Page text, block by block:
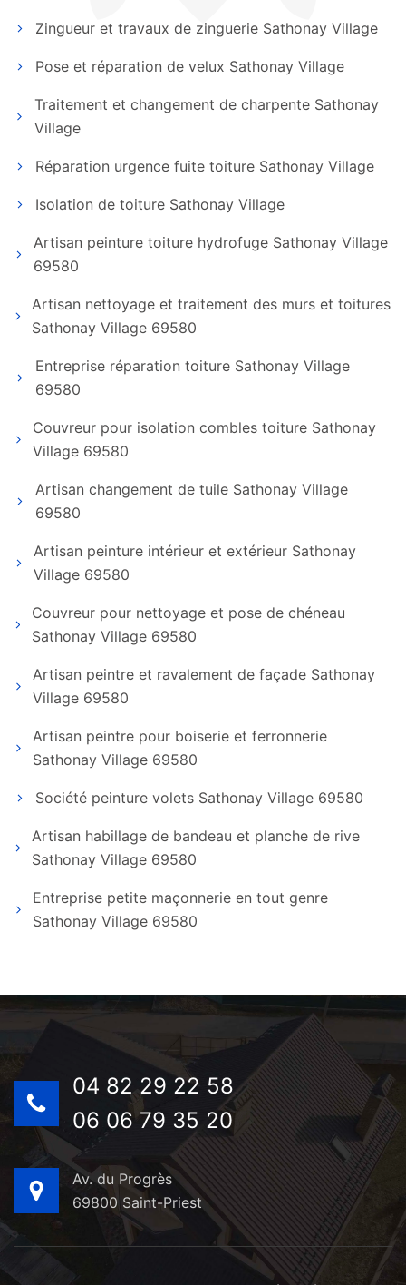
Zingueur et travaux de zinguerie Sathonay Village
Pose et réparation de velux Sathonay Village
Traitement et changement de charpente Sathonay
Village
Réparation urgence fuite toiture Sathonay Village
Isolation de toiture Sathonay Village
Artisan peinture toiture hydrofuge Sathonay Village
69580
Artisan nettoyage et traitement des murs et toitures
Sathonay Village 69580
Entreprise réparation toiture Sathonay Village
69580
Couvreur pour isolation combles toiture Sathonay
Village 69580
Artisan changement de tuile Sathonay Village
69580
Artisan peinture intérieur et extérieur Sathonay
Village 69580
Couvreur pour nettoyage et pose de chéneau
Sathonay Village 69580
Artisan peintre et ravalement de façade Sathonay
Village 69580
Artisan peintre pour boiserie et ferronnerie
Sathonay Village 69580
Société peinture volets Sathonay Village 69580
Artisan habillage de bandeau et planche de rive
Sathonay Village 69580
Entreprise petite maçonnerie en tout genre
Sathonay Village 69580
04 82 29 22 58
06 06 79 35 20
Av. du Progrès
69800 Saint-Priest